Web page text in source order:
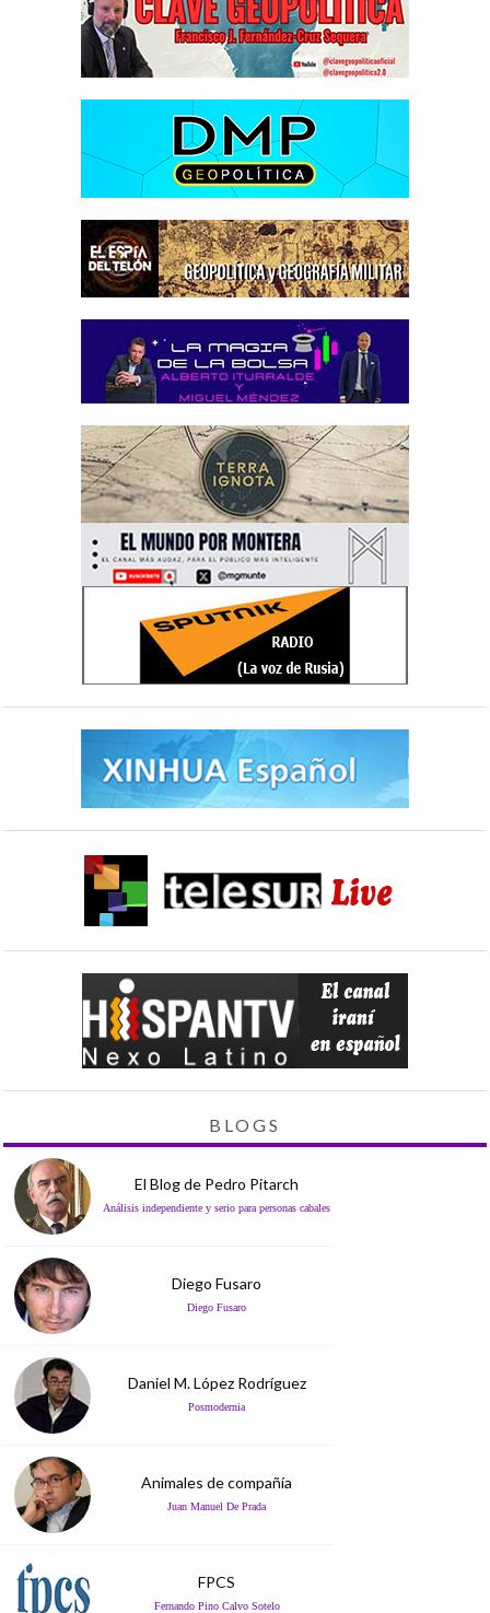
BLOGS
El Blog de Pedro Pitarch
Análisis independiente y serio para personas cabales
Diego Fusaro
Diego Fusaro
Daniel M. López Rodríguez
Posmodernia
Animales de compañía
Juan Manuel De Prada
FPCS
Fernando Pino Calvo Sotelo